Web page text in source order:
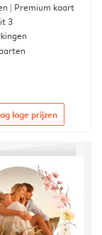
| Premium kaart
3
lage prijzen